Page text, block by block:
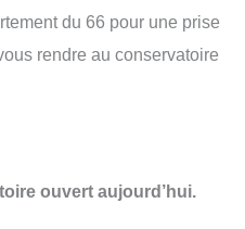
du 66 pour une prise
rendre au conservatoire
ouvert aujourd’hui.